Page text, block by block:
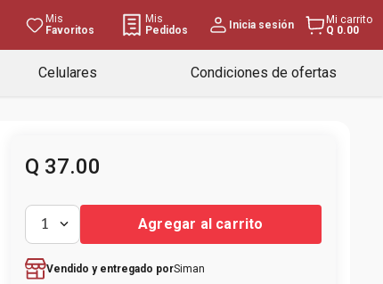
Mis
Favoritos
Mis
Pedidos
Inicia sesión
Mi carrito
Q 0.00
Celulares Condiciones de ofertas
Q 37.00
1 Agregar al carrito
Vendido y entregado porSiman